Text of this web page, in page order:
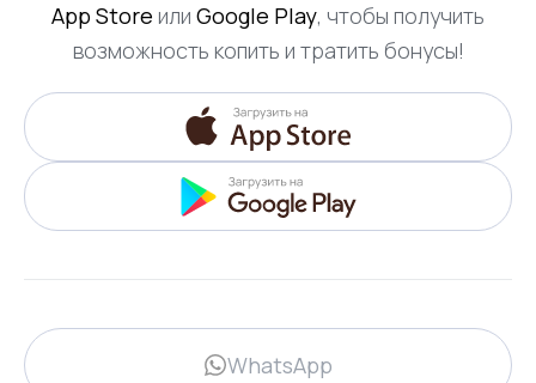
App Store или Google Play, чтобы получить
возможность копить и тратить бонусы!
WhatsApp